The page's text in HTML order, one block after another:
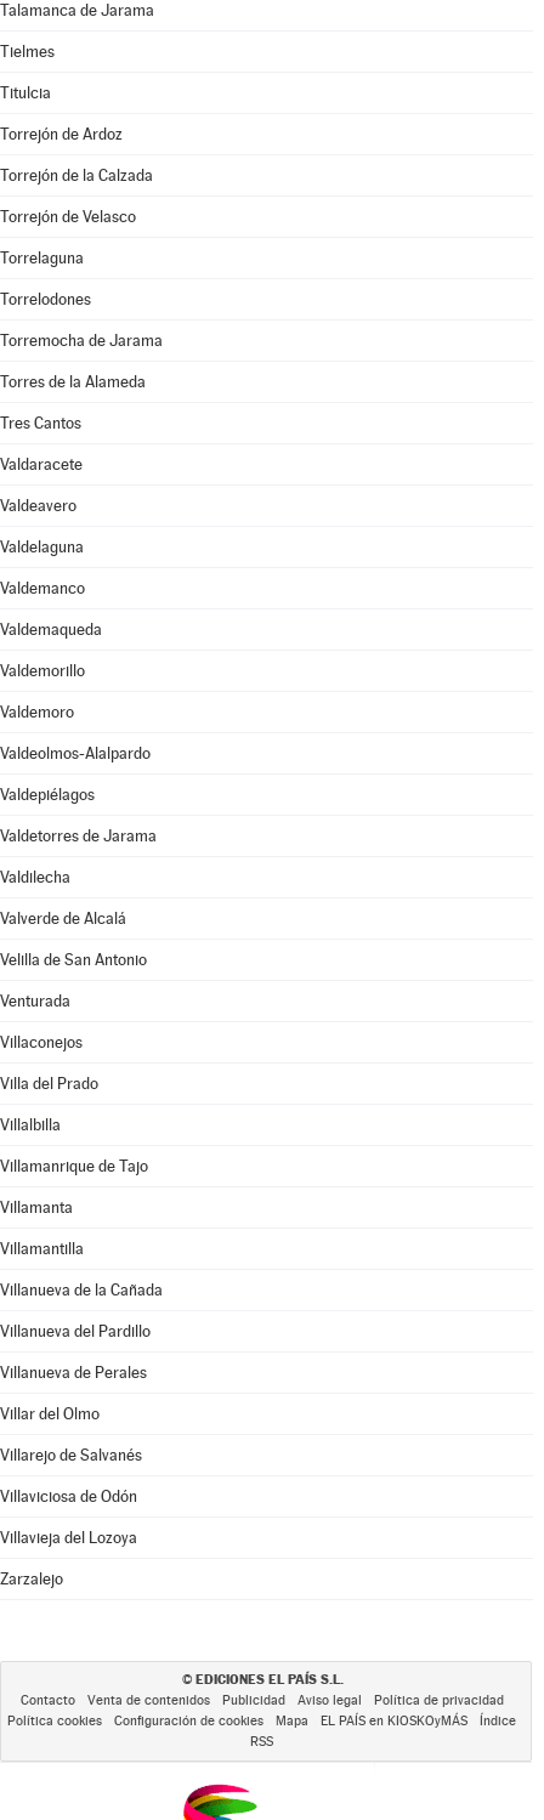
Talamanca de Jarama
Tielmes
Titulcia
Torrejón de Ardoz
Torrejón de la Calzada
Torrejón de Velasco
Torrelaguna
Torrelodones
Torremocha de Jarama
Torres de la Alameda
Tres Cantos
Valdaracete
Valdeavero
Valdelaguna
Valdemanco
Valdemaqueda
Valdemorillo
Valdemoro
Valdeolmos-Alalpardo
Valdepiélagos
Valdetorres de Jarama
Valdilecha
Valverde de Alcalá
Velilla de San Antonio
Venturada
Villaconejos
Villa del Prado
Villalbilla
Villamanrique de Tajo
Villamanta
Villamantilla
Villanueva de la Cañada
Villanueva del Pardillo
Villanueva de Perales
Villar del Olmo
Villarejo de Salvanés
Villaviciosa de Odón
Villavieja del Lozoya
Zarzalejo
© EDICIONES EL PAÍS S.L.
Contacto Venta de contenidos Publicidad Aviso legal
Política de privacidad
Política cookies
Configuración de cookies Mapa EL PAÍS en KIOSKOyMÁS
Índice
RSS